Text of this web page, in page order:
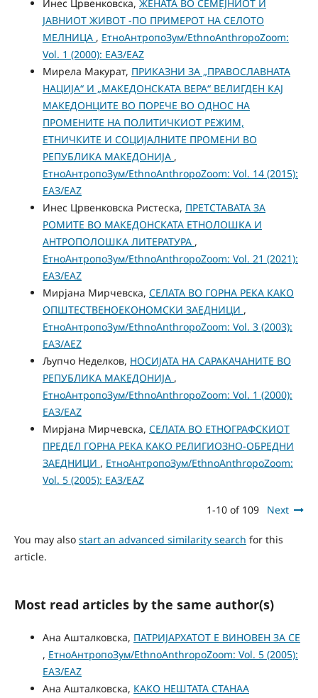
Инес Црвенковска, ЖЕНАТА ВО СЕМЕЈНИОТ И
ЈАВНИОТ ЖИВОТ -ПО ПРИМЕРОТ НА СЕЛОТО
МЕЛНИЦА , ЕтноАнтропоЗум/EthnoAnthropoZoom:
Vol. 1 (2000): ЕАЗ/EAZ
Мирела Макурат, ПРИКАЗНИ ЗА „ПРАВОСЛАВНАТА
НАЦИЈА“ И „МАКЕДОНСКАТА ВЕРА“ ВЕЛИГДЕН КАЈ
МАКЕДОНЦИТЕ ВО ПОРЕЧЕ ВО ОДНОС НА
ПРОМЕНИТЕ НА ПОЛИТИЧКИОТ РЕЖИМ,
ЕТНИЧКИТЕ И СОЦИЈАЛНИТЕ ПРОМЕНИ ВО
РЕПУБЛИКА МАКЕДОНИЈА ,
ЕтноАнтропоЗум/EthnoAnthropoZoom: Vol. 14 (2015):
ЕАЗ/EAZ
Инес Црвенковска Ристеска, ПРЕТСТАВАТА ЗА
РОМИТЕ ВО МАКЕДОНСКАТА ЕТНОЛОШКА И
АНТРОПОЛОШКА ЛИТЕРАТУРА ,
ЕтноАнтропоЗум/EthnoAnthropoZoom: Vol. 21 (2021):
ЕАЗ/EAZ
Мирјана Мирчевска, СЕЛАТА ВО ГОРНА РЕКА КАКО
ОПШТЕСТВЕНОЕКОНОМСКИ ЗАЕДНИЦИ ,
ЕтноАнтропоЗум/EthnoAnthropoZoom: Vol. 3 (2003):
ЕАЗ/AEZ
Љупчо Неделков, НОСИЈАТА НА САРАКАЧАНИТЕ ВО
РЕПУБЛИКА МАКЕДОНИЈА ,
ЕтноАнтропоЗум/EthnoAnthropoZoom: Vol. 1 (2000):
ЕАЗ/EAZ
Мирјана Мирчевска, СЕЛАТА ВО ЕТНОГРАФСКИОТ
ПРЕДЕЛ ГОРНА РЕКА КАКО РЕЛИГИОЗНО-ОБРЕДНИ
ЗАЕДНИЦИ , ЕтноАнтропоЗум/EthnoAnthropoZoom:
Vol. 5 (2005): ЕАЗ/EAZ
1-10 of 109 Next
You may also start an advanced similarity search for this
article.
Most read articles by the same author(s)
Ана Ашталковска, ПАТРИЈАРХАТОТ Е ВИНОВЕН ЗА СE
, ЕтноАнтропоЗум/EthnoAnthropoZoom: Vol. 5 (2005):
ЕАЗ/EAZ
Ана Ашталковска, КАКО НЕШТАТА СТАНАА